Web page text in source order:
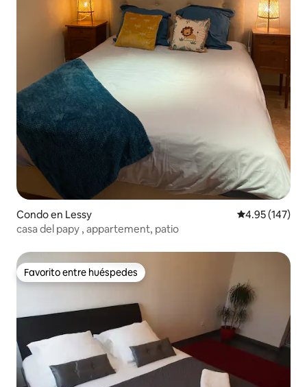
Condo en Lessy Calificación
4.95 (147)
casa del papy , appartement, patio
Favorito entre huéspedes
Favorito entre huéspedes